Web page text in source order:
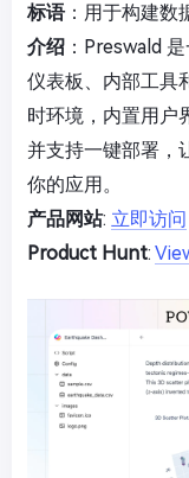
标语：用于构建数
介绍 ：Preswald
仪表板、内部工具
时环境，内置用户
并支持一键部署，
你的应用。
产品网站: 立即访问
Product Hunt: